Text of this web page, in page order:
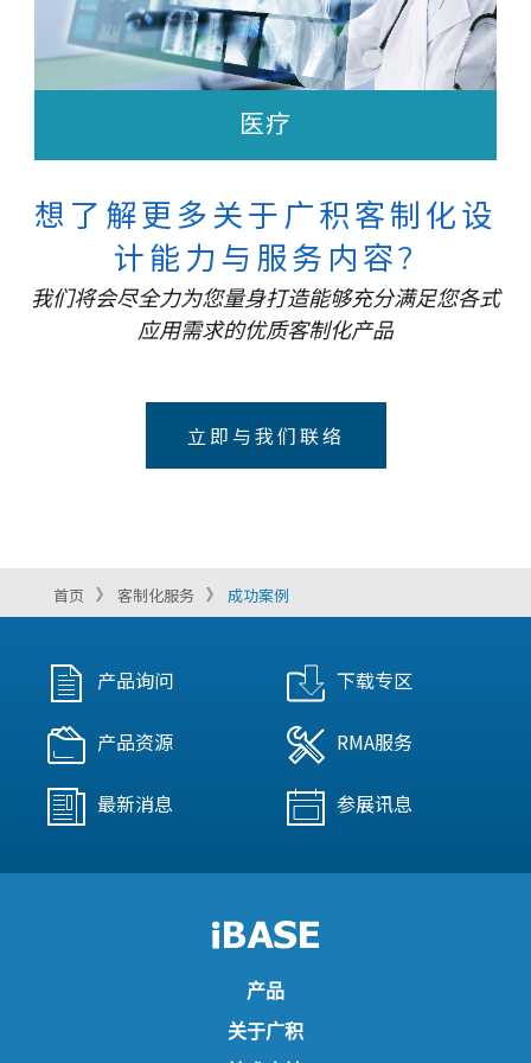
医疗
想了解更多关于广积客制化设
计能力与服务内容?
我们将会尽全力为您量身打造能够充分满足您各式
应用需求的优质客制化产品
立即与我们联络
首页 客制化服务 成功案例
产品询问 下载专区
产品资源 RMA服务
最新消息 参展讯息
产品
关于广积